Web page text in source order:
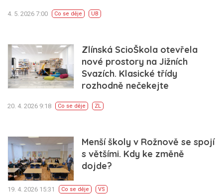
4. 5. 2026 7:00 Co se děje UB
Zlínská ScioŠkola otevřela
nové prostory na Jižních
Svazích. Klasické třídy
rozhodně nečekejte
20. 4. 2026 9:18 Co se děje ZL
Menší školy v Rožnově se spojí
s většími. Kdy ke změně
dojde?
19. 4. 2026 15:31 Co se děje VS